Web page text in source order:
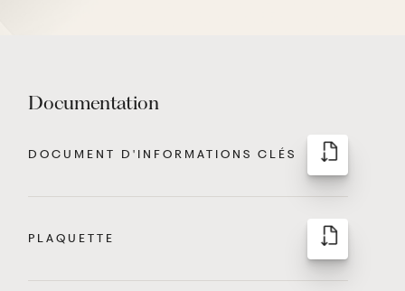
Documentation
DOCUMENT D'INFORMATIONS CLÉS
PLAQUETTE